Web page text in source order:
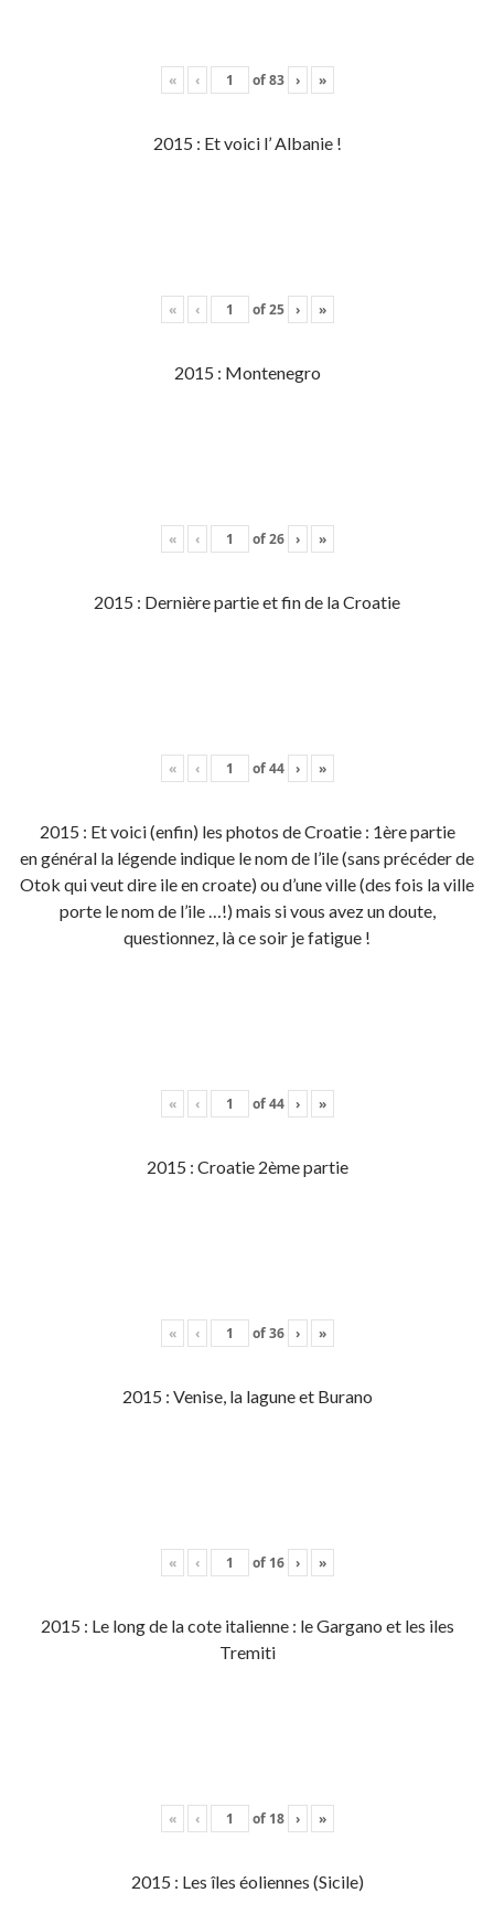
« ‹ of83 › »
2015 : Et voici l’ Albanie !
« ‹ of25 › »
2015 : Montenegro
« ‹ of26 › »
2015 : Dernière partie et fin de la Croatie
« ‹ of44 › »
2015 : Et voici (enfin) les photos de Croatie : 1ère partie
en général la légende indique le nom de l’ile (sans précéder de
Otok qui veut dire ile en croate) ou d’une ville (des fois la ville
porte le nom de l’ile …!) mais si vous avez un doute,
questionnez, là ce soir je fatigue !
« ‹ of44 › »
2015 : Croatie 2ème partie
« ‹ of36 › »
2015 : Venise, la lagune et Burano
« ‹ of 16 › »
2015 : Le long de la cote italienne : le Gargano et les iles
Tremiti
« ‹ of 18 › »
2015 : Les îles éoliennes (Sicile)